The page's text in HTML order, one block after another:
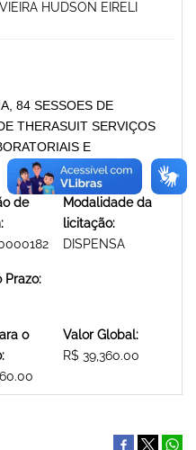
HUDSON EIRELI
84 SESSOES DE
THERASUIT SERVIÇOS
E
de
Modalidade da
licitação:
DISPENSA
Prazo:
o
Valor Global:
R$ 39,360.00